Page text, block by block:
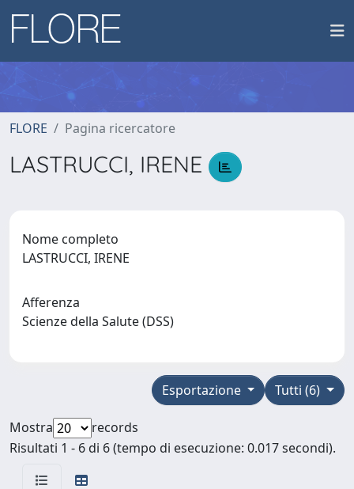
FLORE Pagina ricercatore
LASTRUCCI, IRENE
Nome completo
LASTRUCCI, IRENE
Afferenza
Scienze della Salute (DSS)
Tutti (6)
Esportazione
Mostra
records
Risultati 1 - 6 di 6 (tempo di esecuzione: 0.017 secondi).